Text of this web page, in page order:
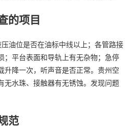
的项目
油位是否在油标中线以上；各管路接
；平台表面和导轨上有无杂物；急停
升降一次，听声音是否正常。贵州空
无水珠、接触器有无锈蚀。发现问题
范